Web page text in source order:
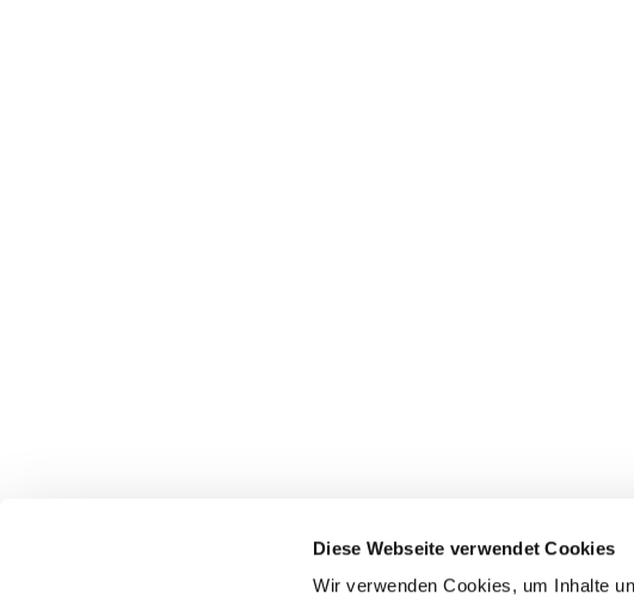
Diese Webseite verwendet Cookies
Wir verwenden Cookies, um Inhalte